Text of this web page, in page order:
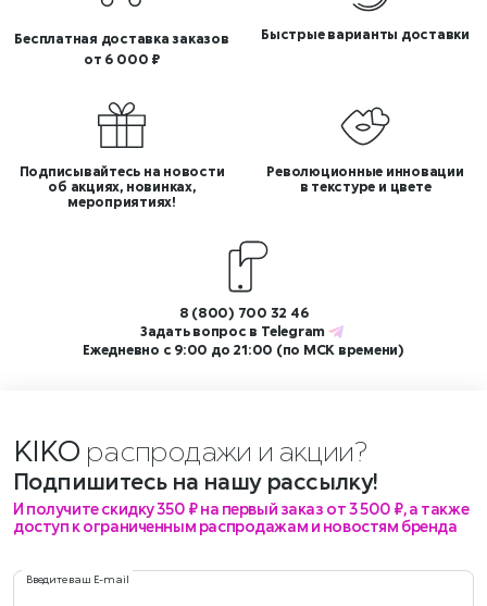
Бесплатная доставка заказов
от 6 000 ₽
Быстрые варианты доставки
Подписывайтесь на новости
об акциях, новинках,
мероприятиях!
Революционные инновации
в текстуре и цвете
8 (800) 700 32 46
Задать вопрос в Telegram
Ежедневно с 9:00 до 21:00 (по МСК времени)
KIKO распродажи и акции?
Подпишитесь на нашу рассылку!
И получите скидку 350 ₽ на первый заказ от 3 500 ₽, а также
доступ к ограниченным распродажам и новостям бренда
Введите ваш E-mail